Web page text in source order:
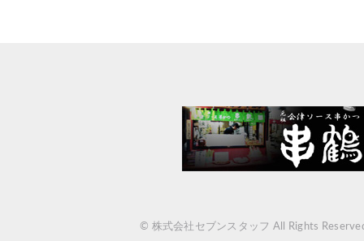
© 株式会社セブンスタッフ All Rights